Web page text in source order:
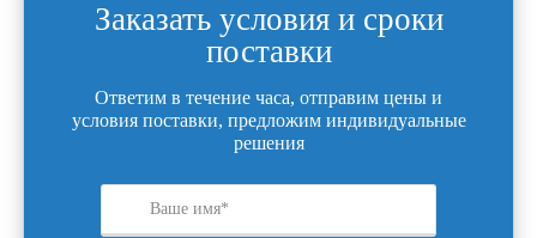
Заказать условия и сроки
поставки
Ответим в течение часа, отправим цены и
условия поставки, предложим индивидуальные
решения